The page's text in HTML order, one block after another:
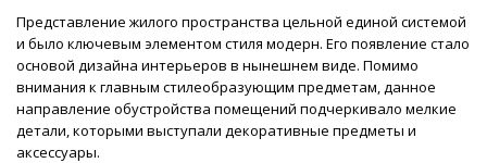
Представление жилого пространства цельной единой системой
и было ключевым элементом стиля модерн. Его появление стало
основой дизайна интерьеров в нынешнем виде. Помимо
внимания к главным стилеобразующим предметам, данное
направление обустройства помещений подчеркивало мелкие
детали, которыми выступали декоративные предметы и
аксессуары.